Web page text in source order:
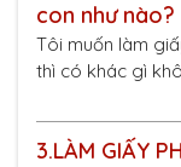
con như nào?
Tôi muốn làm
thì có khác gì
3.LÀM GIẤY